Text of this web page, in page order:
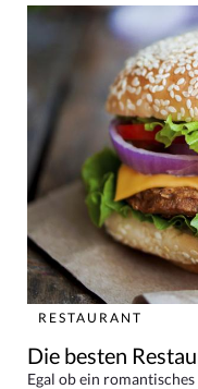
RESTAURANT
Die besten
Egal ob ein